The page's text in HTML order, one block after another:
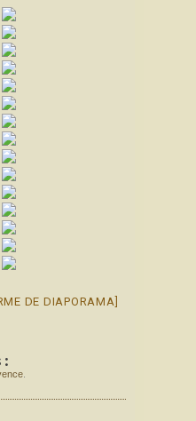
DE DIAPORAMA]